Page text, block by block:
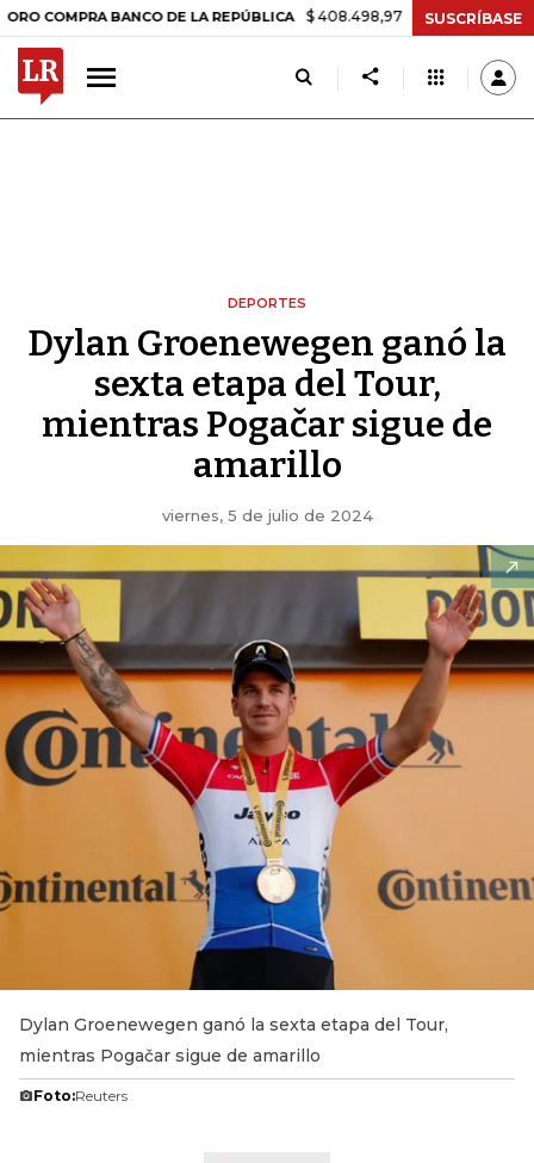
BANCO DE LA REPÚBLICA $ 408.498,97 +$ 8.753,81 +2,19%
SUSCRÍBASE
DEPORTES
Dylan Groenewegen ganó la
sexta etapa del Tour,
mientras Pogačar sigue de
amarillo
viernes, 5 de julio de 2024
Dylan Groenewegen ganó la sexta etapa del Tour,
mientras Pogačar sigue de amarillo
Foto:Reuters